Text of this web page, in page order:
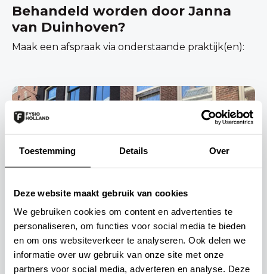
Toestemming Details Over
Deze website maakt gebruik van cookies
We gebruiken cookies om content en advertenties te
personaliseren, om functies voor social media te bieden
en om ons websiteverkeer te analyseren. Ook delen we
informatie over uw gebruik van onze site met onze
partners voor social media, adverteren en analyse. Deze
Behandeld worden door Janna
van Duinhoven?
Maak een afspraak via onderstaande praktijk(en):
FysioHolland Amsterdam Centrum
Govert Flinckstraat
Govert Flinckstraat 352, 1074CG,
Amsterdam